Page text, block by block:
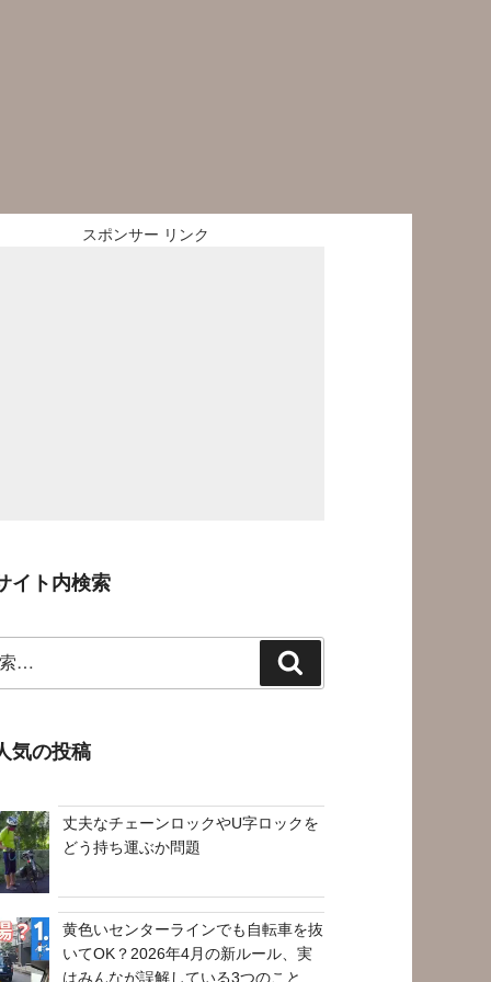
スポンサー リンク
イト内検索
索
気の投稿
丈夫なチェーンロックやU字ロックを
どう持ち運ぶか問題
黄色いセンターラインでも自転車を抜
いてOK？2026年4月の新ルール、実
はみんなが誤解している3つのこと